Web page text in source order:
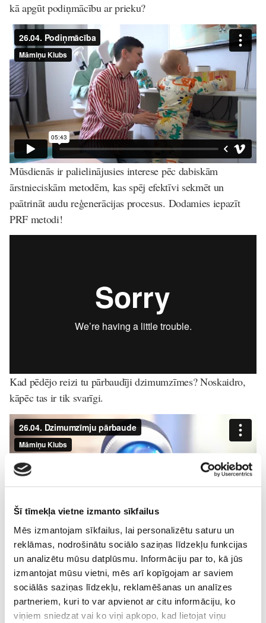
Šī tīmekļa vietne izmanto sīkfailus
Mēs izmantojam sīkfailus, lai personalizētu saturu un
reklāmas, nodrošinātu sociālo saziņas līdzekļu funkcijas
un analizētu mūsu datplūsmu. Informāciju par to, kā jūs
izmantojat mūsu vietni, mēs arī kopīgojam ar saviem
sociālās saziņas līdzekļu, reklamēšanas un analīzes
partneriem, kuri to var apvienot ar citu informāciju, ko
viņiem sniedzat vai ko viņi apkopo, kad lietojat viņu
kā apgūt podiņmācību ar prieku?
Mūsdienās ir palielinājusies interese pēc dabiskām
ārstnieciskām metodēm, kas spēj efektīvi sekmēt un
paātrināt audu reģenerācijas procesus. Dodamies iepazīt
PRF metodi!
Kad pēdējo reizi tu pārbaudīji dzimumzīmes? Noskaidro,
kāpēc tas ir tik svarīgi.
TV
Lasi vēl